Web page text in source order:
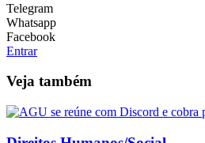
Telegram
Whatsapp
Facebook
Entrar
Veja também